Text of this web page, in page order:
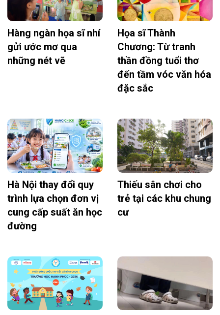
Hàng ngàn họa sĩ nhí
gửi ước mơ qua
những nét vẽ
Họa sĩ Thành
Chương: Từ tranh
thần đồng tuổi thơ
đến tầm vóc văn hóa
đặc sắc
Hà Nội thay đổi quy
trình lựa chọn đơn vị
cung cấp suất ăn học
đường
Thiếu sân chơi cho
trẻ tại các khu chung
cư